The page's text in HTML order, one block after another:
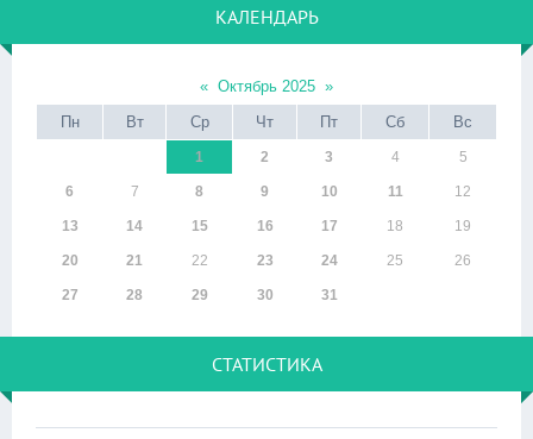
КАЛЕНДАРЬ
« Октябрь 2025 »
Пн
Вт Ср Чт Пт Сб Вс
1 2 3 4 5
6 7 8 9 10 11 12
13 14 15 16 17 18 19
20 21 22 23 24 25 26
27 28 29 30 31
СТАТИСТИКА